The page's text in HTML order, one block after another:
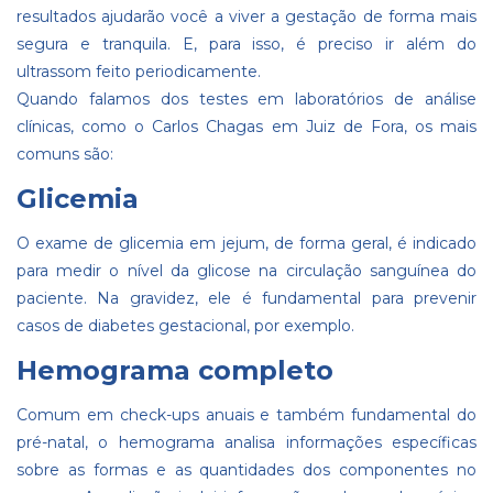
resultados ajudarão você a viver a gestação de forma mais
segura e tranquila. E, para isso, é preciso ir além do
ultrassom feito periodicamente.
Quando falamos dos testes em laboratórios de análise
clínicas, como o Carlos Chagas em Juiz de Fora, os mais
comuns são:
Glicemia
O exame de glicemia em jejum, de forma geral, é indicado
para medir o nível da glicose na circulação sanguínea do
paciente. Na gravidez, ele é fundamental para prevenir
casos de diabetes gestacional, por exemplo.
Hemograma completo
Comum em check-upsanuais e também fundamental do
pré-natal, o hemograma analisa informações específicas
sobre as formas e as quantidades dos componentes no